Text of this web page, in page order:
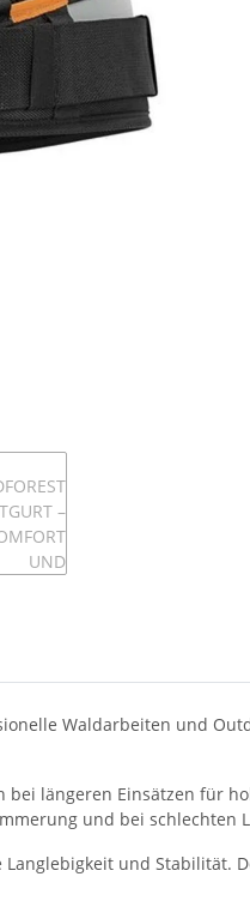
Waldarbeiten und
bei längeren Einsätzen für
und bei schlechten
und Stabilität.